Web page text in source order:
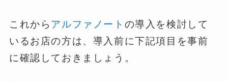
これから アルファノート の導入を検討して
いるお店の方は、導入前に下記項目を事前
に確認しておきましょう。